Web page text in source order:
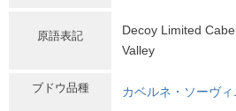
原語表記
Decoy Limited
Valley
ブドウ品種 カベルネ・ソーヴィ